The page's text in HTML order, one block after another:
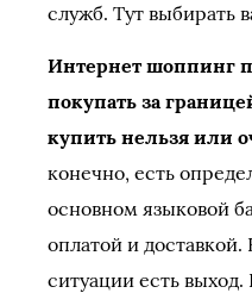
служб. Тут выбирать
Интернет шоппинг
покупать за
купить нельзя или
конечно, есть
основном языковой
оплатой и
ситуации есть